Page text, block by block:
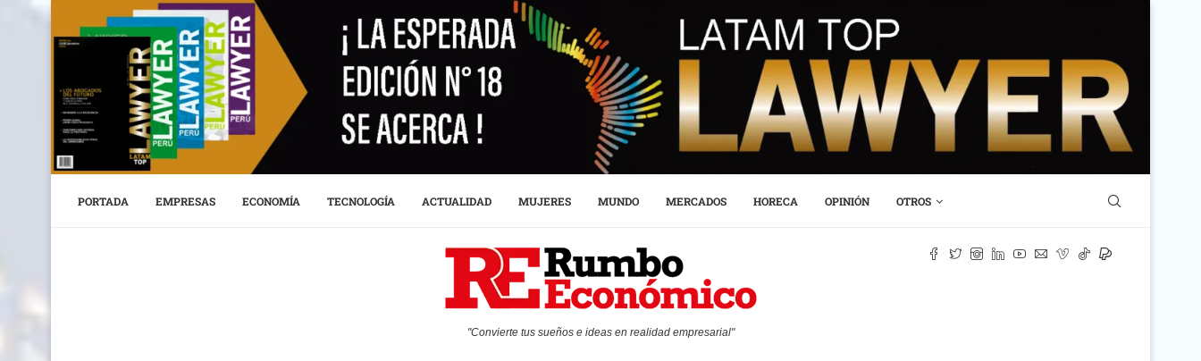
PORTADA EMPRESAS ECONOMÍA TECNOLOGÍA ACTUALIDAD MUJERES MUNDO MERCADOS HORECA OPINIÓN OTROS
"Convierte tus sueños e ideas en realidad empresarial"